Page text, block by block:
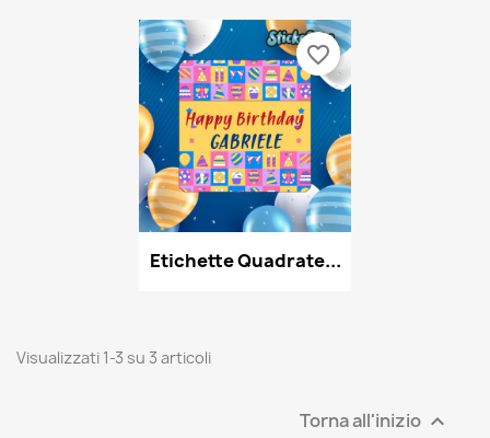
Etichette Quadrate...
favorite_border
Visualizzati 1-3 su 3 articoli
Torna all'inizio 